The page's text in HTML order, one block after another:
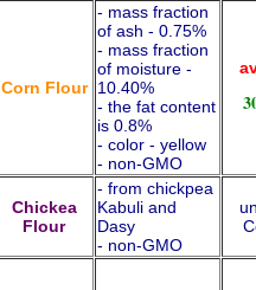
Corn Flour
- mass fraction
of ash - 0.75%
- mass fraction
of moisture -
10.40%
- the fat content
is 0.8%
- color - yellow
- non-GMO
Chickea
Flour
- from chickpea
Kabuli and
Dasy
- non-GMO